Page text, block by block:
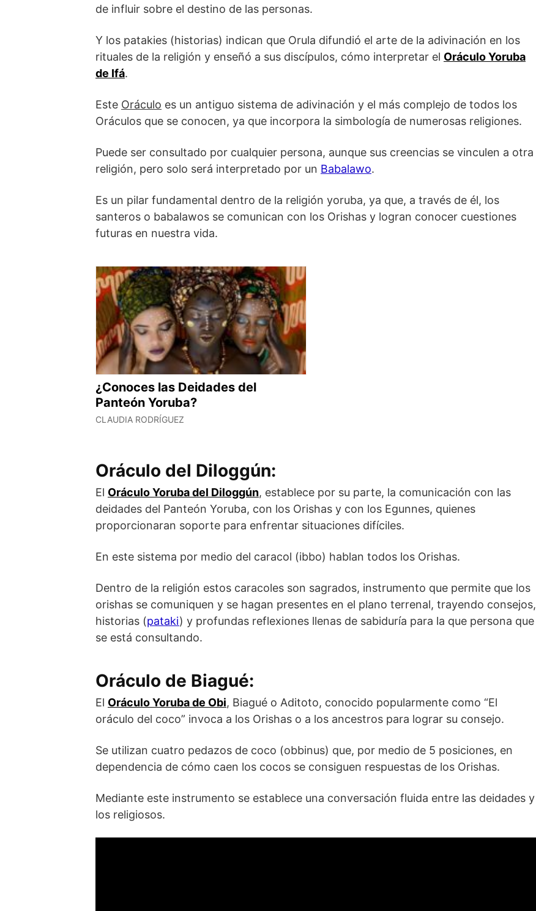
de influir sobre el destino de las personas.
Y los patakies (historias) indican que Orula difundió el arte de la adivinación en los
rituales de la religión y enseñó a sus discípulos, cómo interpretar el Oráculo Yoruba
de Ifá.
Este Oráculo es un antiguo sistema de adivinación y el más complejo de todos los
Oráculos que se conocen, ya que incorpora la simbología de numerosas religiones.
Puede ser consultado por cualquier persona, aunque sus creencias se vinculen a otra
religión, pero solo será interpretado por un Babalawo.
Es un pilar fundamental dentro de la religión yoruba, ya que, a través de él, los
santeros o babalawos se comunican con los Orishas y logran conocer cuestiones
futuras en nuestra vida.
¿Conoces las Deidades del
Panteón Yoruba?
CLAUDIA RODRÍGUEZ
Oráculo del Diloggún:
El OráculoYoruba del Diloggún, establece por su parte, la comunicación con las
deidades del Panteón Yoruba, con los Orishas y con los Egunnes, quienes
proporcionaran soporte para enfrentar situaciones difíciles.
En este sistema por medio del caracol (ibbo) hablan todos los Orishas.
Dentro de la religión estos caracoles son sagrados, instrumento que permite que los
orishas se comuniquen y se hagan presentes en el plano terrenal, trayendo consejos,
historias (pataki) y profundas reflexiones llenas de sabiduría para la que persona que
se está consultando.
Oráculo de Biagué:
El OráculoYoruba de Obi, Biagué o Aditoto, conocido popularmente como “El
oráculo del coco” invoca a los Orishas o a los ancestros para lograr su consejo.
Se utilizan cuatro pedazos de coco (obbinus) que, por medio de 5 posiciones, en
dependencia de cómo caen los cocos se consiguen respuestas de los Orishas.
Mediante este instrumento se establece una conversación fluida entre las deidades y
los religiosos.